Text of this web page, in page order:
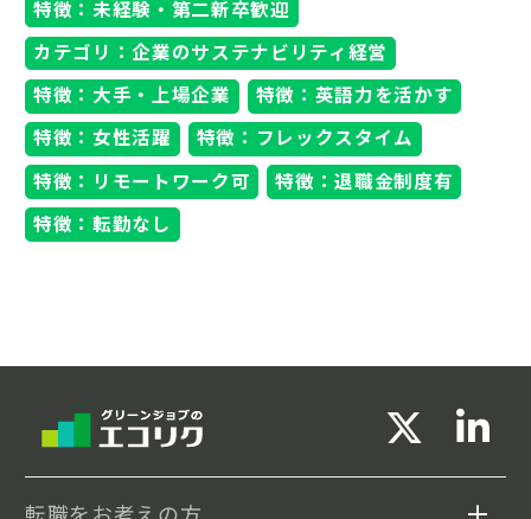
特徴：未経験・第二新卒歓迎
カテゴリ：企業のサステナビリティ経営
特徴：大手・上場企業
特徴：英語力を活かす
特徴：女性活躍
特徴：フレックスタイム
特徴：リモートワーク可
特徴：退職金制度有
特徴：転勤なし
転職をお考えの方